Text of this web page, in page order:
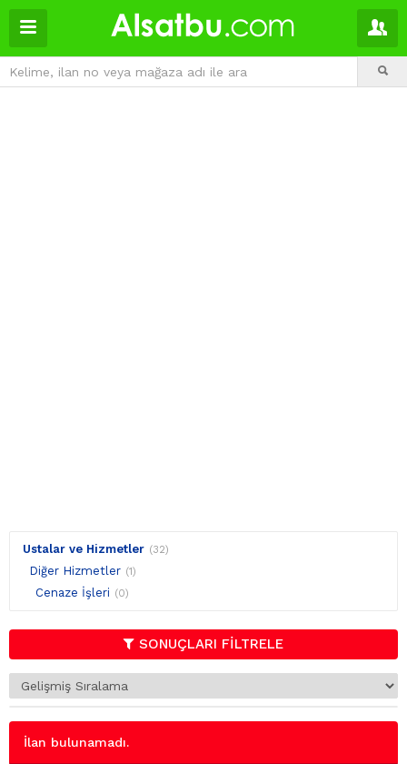
Ustalar ve Hizmetler (32)
Diğer Hizmetler (1)
Cenaze İşleri (0)
SONUÇLARI FİLTRELE
İlan bulunamadı.